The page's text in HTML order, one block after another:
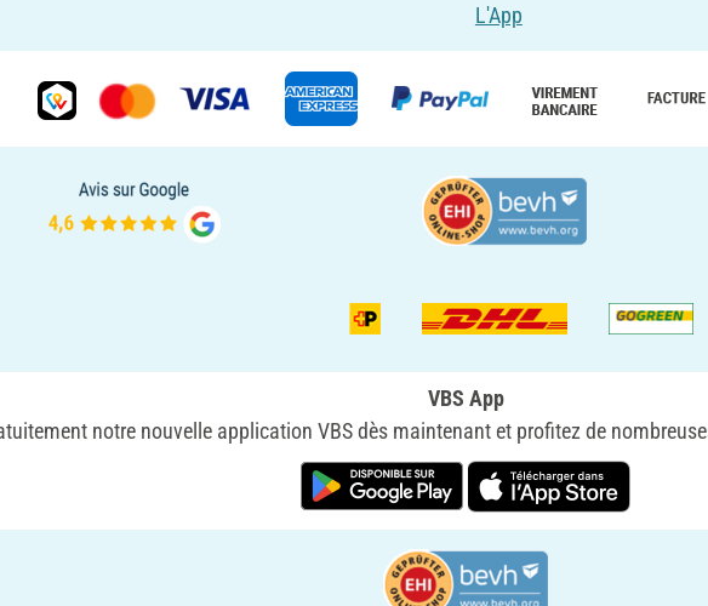
L'App
VBS App
notre nouvelle application VBS dès maintenant et profitez de